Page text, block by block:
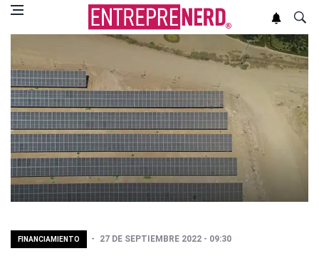
FINANCIAMIENTO 27 DE SEPTIEMBRE 2022 - 09:30